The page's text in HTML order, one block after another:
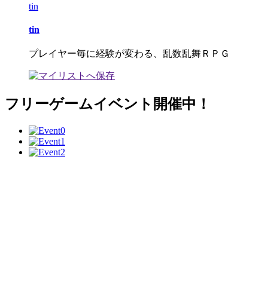
tin
tin
プレイヤー毎に経験が変わる、乱数乱舞ＲＰＧ
フリーゲームイベント開催中！